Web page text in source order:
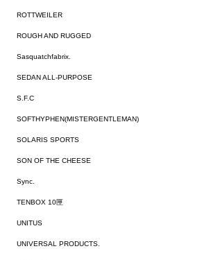
ROTTWEILER
ROUGH AND RUGGED
Sasquatchfabrix.
SEDAN ALL-PURPOSE
S.F.C
SOFTHYPHEN(MISTERGENTLEMAN)
SOLARIS SPORTS
SON OF THE CHEESE
Sync.
TENBOX 10匣
UNITUS
UNIVERSAL PRODUCTS.